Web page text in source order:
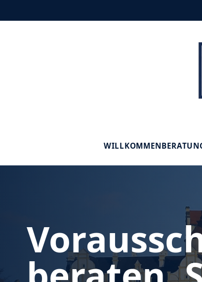
WILLKOMMEN